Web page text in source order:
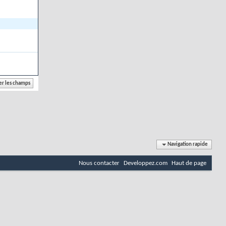
Navigation rapide
Nous contacter Developpez.com Haut de page